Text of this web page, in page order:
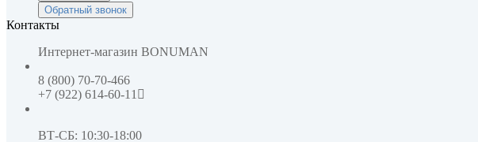
Обратный звонок
Контакты
Интернет-магазин BONUMAN
8 (800) 70-70-466
+7 (922) 614-60-11
ВТ-СБ: 10:30-18:00